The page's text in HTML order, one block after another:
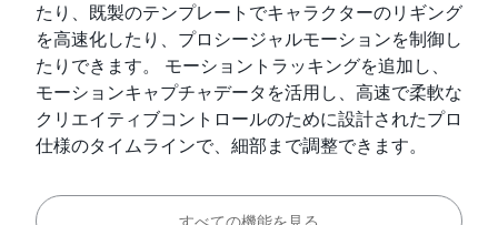
たり、既製のテンプレートでキャラクターのリギング
を高速化したり、プロシージャルモーションを制御し
たりできます。 モーショントラッキングを追加し、
モーションキャプチャデータを活用し、高速で柔軟な
クリエイティブコントロールのために設計されたプロ
仕様のタイムラインで、細部まで調整できます。
すべての機能を見る